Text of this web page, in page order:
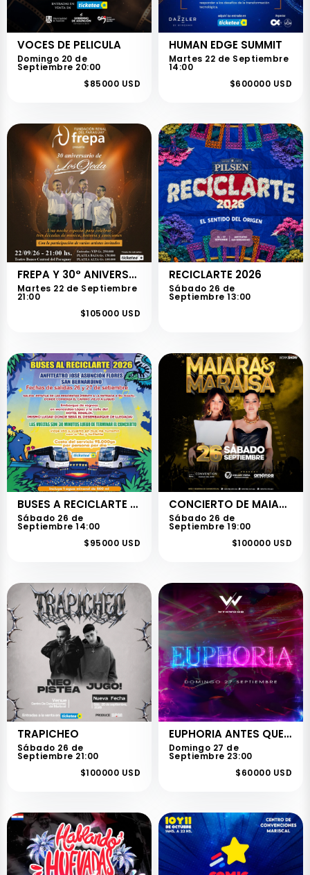
VOCES DE PELICULA
Domingo 20 de
Septiembre 20:00
$85000 USD
HUMAN EDGE SUMMIT
Martes 22 de Septiembre
14:00
$600000 USD
FREPA Y 30° ANIVERSARIO DE LOS OJEDA
Martes 22 de Septiembre
21:00
$105000 USD
RECICLARTE 2026
Sábado 26 de
Septiembre 13:00
BUSES A RECICLARTE 2026 ASUNCION - SAN BERNARDINO
Sábado 26 de
Septiembre 14:00
$95000 USD
CONCIERTO DE MAIARA Y MARAISA
Sábado 26 de
Septiembre 19:00
$100000 USD
TRAPICHEO
Sábado 26 de
Septiembre 21:00
$100000 USD
EUPHORIA ANTES QUE SUENE EL ULTIMO TIMBRE PROMO 2026
Domingo 27 de
Septiembre 23:00
$60000 USD